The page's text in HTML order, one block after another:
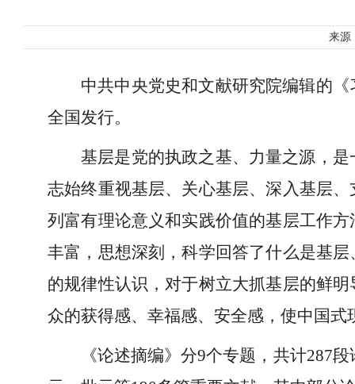
来
中共中央党史和文献研究院编辑的
全国发行。
基层是党的执政之基、力量之源，
志始终重视基层、关心基层、深入基层
列富有理论意义和实践价值的基层工作
丰富，思想深刻，科学回答了什么是基
的规律性认识，对于树立大抓基层的鲜
众的获得感、幸福感、安全感，使中国
《论述摘编》分9个专题，共计287